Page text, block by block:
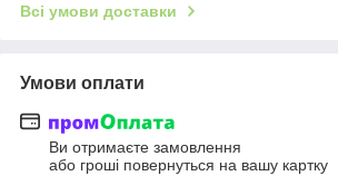
Всі умови доставки
Умови оплати
Ви отримаєте замовлення
або гроші повернуться на вашу картку